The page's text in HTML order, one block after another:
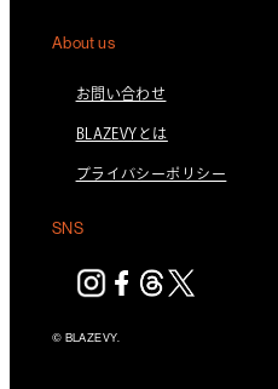
About us
お問い合わせ
BLAZEVYとは
プライバシーポリシー
SNS
© BLAZEVY.